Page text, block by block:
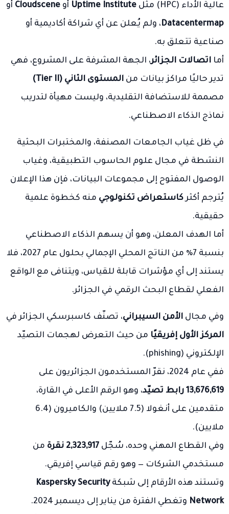
عالية الأداء (HPC) مثل
Uptime Institute أو Cloudscene أو
Datacentermap، ولم يُعلن عن أي شراكة أكاديمية أو
صناعية تتعلق به.
أما اتصالات الجزائر، الجهة المشرفة على المشروع، فهي
تدير حاليًا مراكز بيانات من المستوى الثاني (Tier II)
مصممة للاستضافة التقليدية، وليست مهيأة لتدريب
نماذج الذكاء الاصطناعي.
في ظل غياب الجامعات المصنفة، والمختبرات البحثية
النشطة في مجال علوم الحاسوب التطبيقية، وغياب
الوصول المفتوح إلى مجموعات البيانات، فإن هذا الإعلان
يُترجم أكثركاستعراض تكنولوجي منه كخطوة علمية
حقيقية.
أما الهدف المعلن، وهو أن يسهم الذكاء الاصطناعي
بنسبة 7٪ من الناتج المحلي الإجمالي بحلول عام 2027، فلا
يستند إلى أي مؤشرات قابلة للقياس، ويتنافى مع الواقع
الفعلي لقطاع البحث الرقمي في الجزائر.
وفي مجال الأمن السيبراني، تصنّف كاسبرسكي الجزائر في
المركز الأول إفريقيًا من حيث التعرض لهجمات التصيّد
الإلكتروني (phishing).
ففي عام 2024، نقرّ المستخدمون الجزائريون على
13,676,619 رابط تصيّد
، وهو الرقم الأعلى في القارة،
متقدمين على أنغولا (7.5 ملايين) والكاميرون (6.4
ملايين).
وفي القطاع المهني وحده، سُجّل 2,323,917 نقرة
من
مستخدمي الشركات — وهو رقم قياسي إفريقي.
وتستند هذه الأرقام إلى شبكةKaspersky Security
Network وتغطي الفترة من يناير إلى ديسمبر 2024.